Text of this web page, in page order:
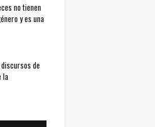
no tienen
y es una
de
la